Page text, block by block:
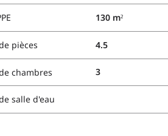
130 m²
pièces 4.5
chambres 3
salle d'eau